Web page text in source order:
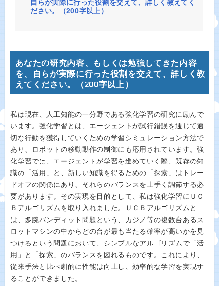
自らが実際に行った役割を交えて、詳しく教えてく
ださい。（200字以上）
あなたの研究内容、もしくは勉強してきた内容
を、自らが実際に行った役割を交えて、詳しく教
えてください。（200字以上）
私は現在、人工知能の一分野である強化学習の研究に励んで
います。強化学習とは、エージェントが試行錯誤を通じて適
切な行動を獲得していくための学習シミュレーション方法で
あり、ロボットの移動動作の制御にも応用されています。強
化学習では、エージェントが学習を進めていく際、既存の知
識の「活用」と、新しい知識を得るための「探索」はトレー
ドオフの関係にあり、それらのバランスを上手く調節する必
要があります。その実現を目的として、私は強化学習にＵＣ
Ｂアルゴリズムを取り入れました。ＵＣＢアルゴリズムと
は、多腕バンディット問題という、カジノ等の複数台あるス
ロットマシンの中からどの台が最も当たる確率が高いかを見
つけるという問題において、シンプルなアルゴリズムで「活
用」と「探索」のバランスを図れるものです。これにより、
従来手法と比べ劇的に性能は向上し、効率的な学習を実現す
ることができました。